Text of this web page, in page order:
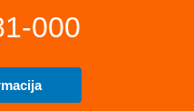
000